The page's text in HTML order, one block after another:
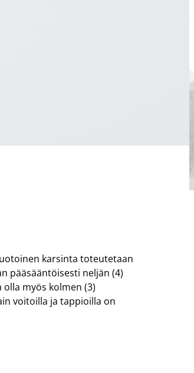
karsinta toteutetaan
pääsääntöisesti neljän (4)
myös kolmen (3)
voitoilla ja tappioilla on